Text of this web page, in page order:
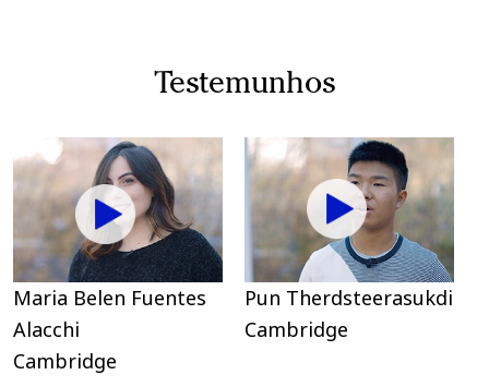
Testemunhos
Maria Belen Fuentes
Alacchi
Cambridge
Pun Therdsteerasukdi
Cambridge